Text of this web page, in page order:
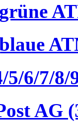
6/7/8/
AG